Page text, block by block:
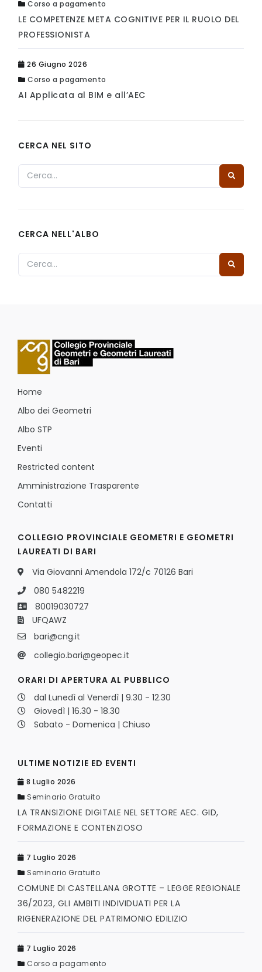
Corso a pagamento
LE COMPETENZE META COGNITIVE PER IL RUOLO DEL
PROFESSIONISTA
26 Giugno 2026
Corso a pagamento
AI Applicata al BIM e all’AEC
CERCA NEL SITO
CERCA NELL'ALBO
Home
Albo dei Geometri
Albo STP
Eventi
Restricted content
Amministrazione Trasparente
Contatti
COLLEGIO PROVINCIALE GEOMETRI E GEOMETRI
LAUREATI DI BARI
Via Giovanni Amendola 172/c 70126 Bari
080 5482219
80019030727
UFQAWZ
bari@cng.it
collegio.bari@geopec.it
ORARI DI APERTURA AL PUBBLICO
dal Lunedì al Venerdì | 9.30 - 12.30
Giovedì | 16.30 - 18.30
Sabato - Domenica | Chiuso
ULTIME NOTIZIE ED EVENTI
8 Luglio 2026
Seminario Gratuito
LA TRANSIZIONE DIGITALE NEL SETTORE AEC. GID,
FORMAZIONE E CONTENZIOSO
7 Luglio 2026
Seminario Gratuito
COMUNE DI CASTELLANA GROTTE – LEGGE REGIONALE
36/2023, GLI AMBITI INDIVIDUATI PER LA
RIGENERAZIONE DEL PATRIMONIO EDILIZIO
7 Luglio 2026
Corso a pagamento